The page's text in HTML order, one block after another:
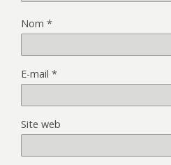
Nom *
E-mail *
Site web